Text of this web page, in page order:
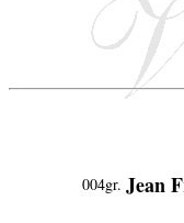
004gr. Jean